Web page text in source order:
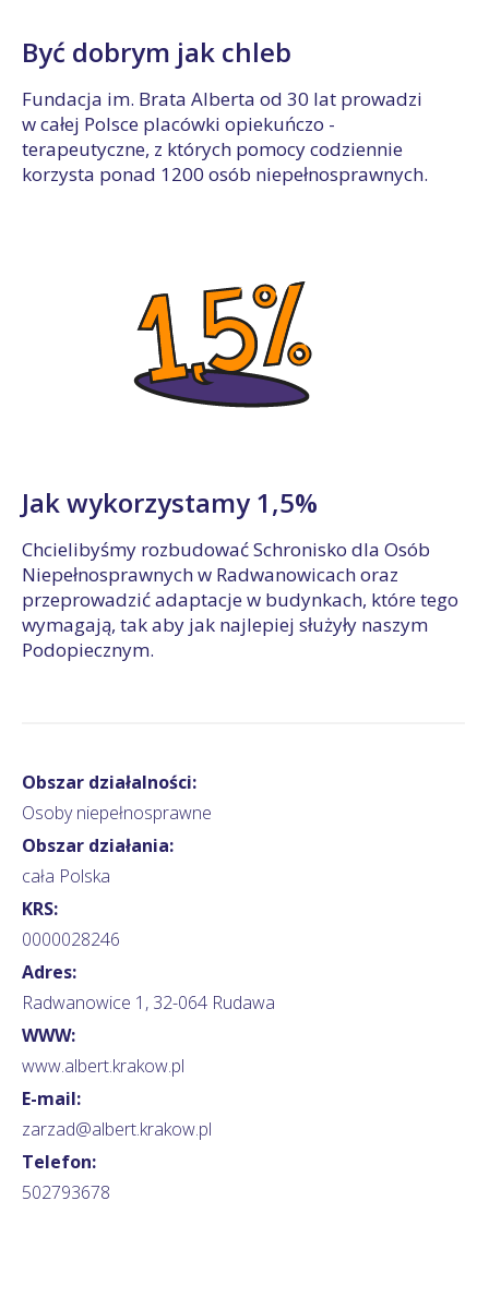
Być dobrym jak chleb
Fundacja im. Brata Alberta od 30 lat prowadzi
w całej Polsce placówki opiekuńczo -
terapeutyczne, z których pomocy codziennie
korzysta ponad 1200 osób niepełnosprawnych.
Jak wykorzystamy 1,5%
Chcielibyśmy rozbudować Schronisko dla Osób
Niepełnosprawnych w Radwanowicach oraz
przeprowadzić adaptacje w budynkach, które tego
wymagają, tak aby jak najlepiej służyły naszym
Podopiecznym.
Obszar działalności:
Osoby niepełnosprawne
Obszar działania:
cała Polska
KRS:
0000028246
Adres:
Radwanowice 1, 32-064 Rudawa
WWW:
www.albert.krakow.pl
E-mail:
zarzad@albert.krakow.pl
Telefon:
502793678